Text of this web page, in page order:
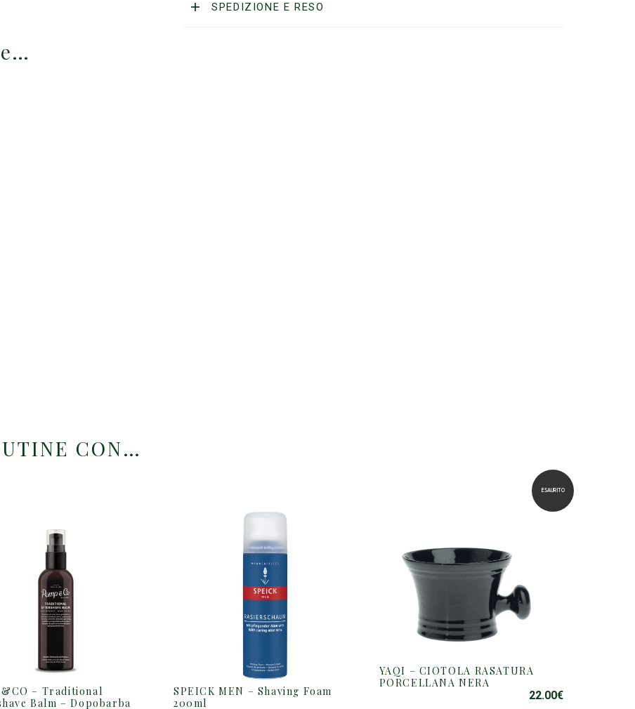
SPEDIZIONE E RESO
CON…
– Traditional
Balm – Dopobarba
SPEICK MEN – Shaving Foam
200ml
ESAURITO
YAQI – CIOTOLA RASATURA
PORCELLANA NERA
22.00€